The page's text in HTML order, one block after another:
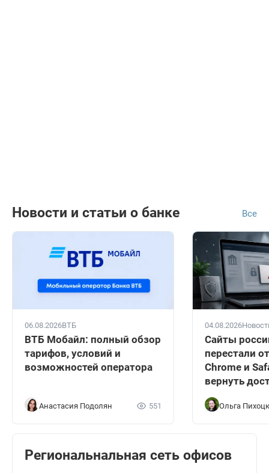
Новости и статьи о банке Все
06.08.2026ВТБ
ВТБ Мобайл: полный обзор
тарифов, условий и
возможностей оператора
Анастасия Подолян 551
04.08.2026
Сайты
перестали
Chrome и
вернуть
Ольга
Региональнальная сеть офисов